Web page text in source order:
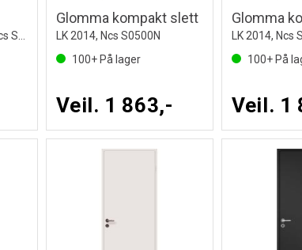
LK 2014. Herdet glass,Ncs S0502Y
Glomma kompakt slett
LK 2014, Ncs S0500N
100+ På lager
Veil. 1 863,-
Glomma
LK 2014, Ncs
100+ På
Veil. 1